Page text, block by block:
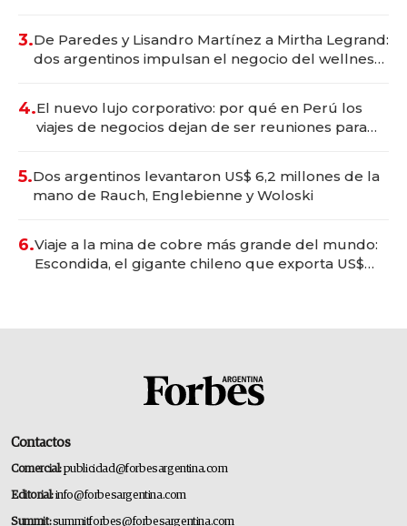
3.De Paredes y Lisandro Martínez a Mirtha Legrand:
dos argentinos impulsan el negocio del wellness
4.El nuevo lujo corporativo: por qué en Perú los
viajes de negocios dejan de ser reuniones para
5.Dos argentinos levantaron US$ 6,2 millones de la
mano de Rauch, Englebienne y Woloski
6.Viaje a la mina de cobre más grande del mundo:
Escondida, el gigante chileno que exporta US$
Contactos
Comercial:publicidad@forbesargentina.com
Editorial:info@forbesargentina.com
Summit:summitforbes@forbesargentina.com